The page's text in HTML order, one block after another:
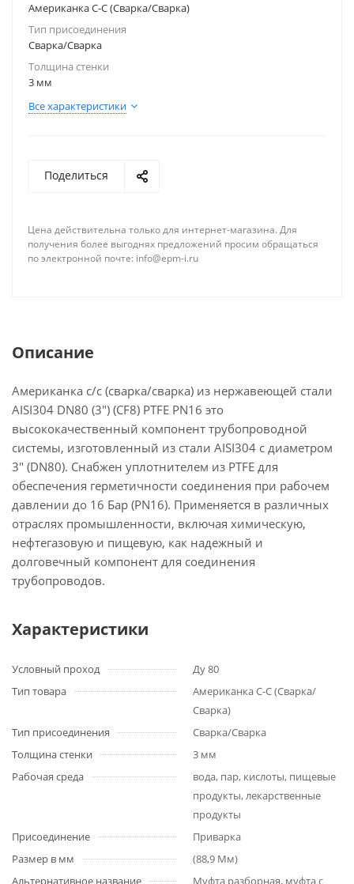
Американка С-С (Сварка/Сварка)
Тип присоединения
Сварка/Сварка
Толщина стенки
3 мм
Все характеристики
Поделиться
Цена действительна только для интернет-магазина. Для
получения более выгоднях предложений просим обращаться
по электронной почте: info@epm-i.ru
Описание
Американка с/с (сварка/сварка) из нержавеющей стали
AISI304 DN80 (3") (CF8) PTFE PN16 это
высококачественный компонент трубопроводной
системы, изготовленный из стали AISI304 с диаметром
3" (DN80). Снабжен уплотнителем из PTFE для
обеспечения герметичности соединения при рабочем
давлении до 16 Бар (PN16). Применяется в различных
отраслях промышленности, включая химическую,
нефтегазовую и пищевую, как надежный и
долговечный компонент для соединения
трубопроводов.
Характеристики
Условный проход
Ду 80
Тип товара
Американка С-С (Сварка/
Сварка)
Тип присоединения
Сварка/Сварка
Толщина стенки
3 мм
Рабочая среда
вода, пар, кислоты, пищевые
продукты, лекарственные
продукты
Присоединение
Приварка
Размер в мм
(88,9 Мм)
Альтернативное название
Муфта разборная, муфта с